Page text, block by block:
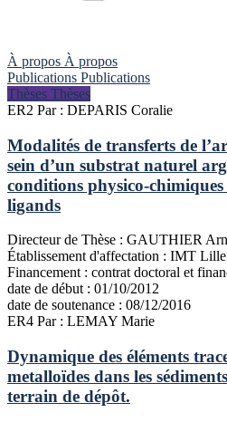
À propos À propos
Publications Publications
Thèses Thèses
ER2 Par : DEPARIS Coralie
Modalités de transferts de
sein d’un substrat naturel
conditions physico-chimiques
ligands
Directeur de Thèse : GAUTHIER
Établissement d'affectation : IMT Lille
Financement : contrat doctoral et
date de début : 01/10/2012
date de soutenance : 08/12/2016
ER4 Par : LEMAY Marie
Dynamique des éléments
metalloïdes dans les
terrain de dépôt.